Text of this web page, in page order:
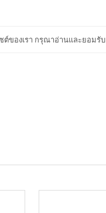
ต์ของเรา กรุณาอ่านและยอมรับ